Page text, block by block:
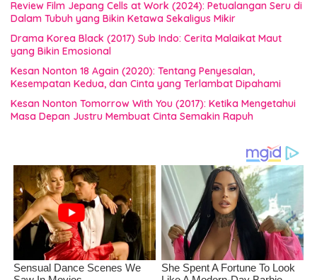
Review Film Jepang Cells at Work (2024): Petualangan Seru di
Dalam Tubuh yang Bikin Ketawa Sekaligus Mikir
Drama Korea Black (2017) Sub Indo: Cerita Malaikat Maut
yang Bikin Emosional
Kesan Nonton 18 Again (2020): Tentang Penyesalan,
Kesempatan Kedua, dan Cinta yang Terlambat Dipahami
Kesan Nonton Tomorrow With You (2017): Ketika Mengetahui
Masa Depan Justru Membuat Cinta Semakin Rapuh